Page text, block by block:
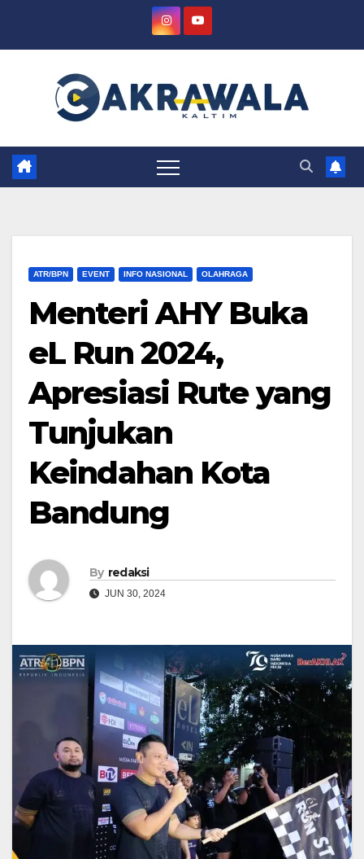
ATR/BPN EVENT INFO NASIONAL OLAHRAGA
Menteri AHY Buka
eL Run 2024,
Apresiasi Rute yang
Tunjukan
Keindahan Kota
Bandung
By redaksi
JUN 30, 2024